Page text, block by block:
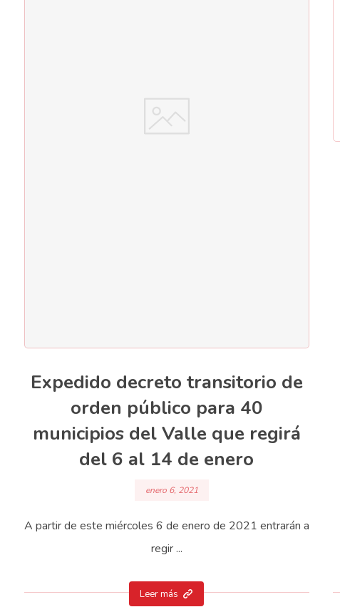
Expedido decreto transitorio de
orden público para 40
municipios del Valle que regirá
del 6 al 14 de enero
enero 6, 2021
A partir de este miércoles 6 de enero de 2021 entrarán a
regir ...
Leer más